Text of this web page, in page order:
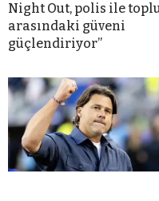
Night Out, polis ile
arasındaki güveni
güçlendiriyor”